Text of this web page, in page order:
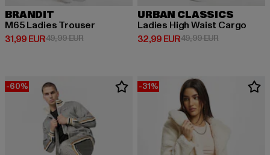
BRANDIT
M65 Ladies Trouser
31,99 EUR
Ajankohtainen hinta: 31,99 EUR
49,99 EURKampanjahinta: 49,99 EUR
URBAN CLASSICS
Ladies High Waist Cargo
32,99 EUR
Ajankohtainen hinta: 32,99 EUR
49,99 EUR
-60% -31%